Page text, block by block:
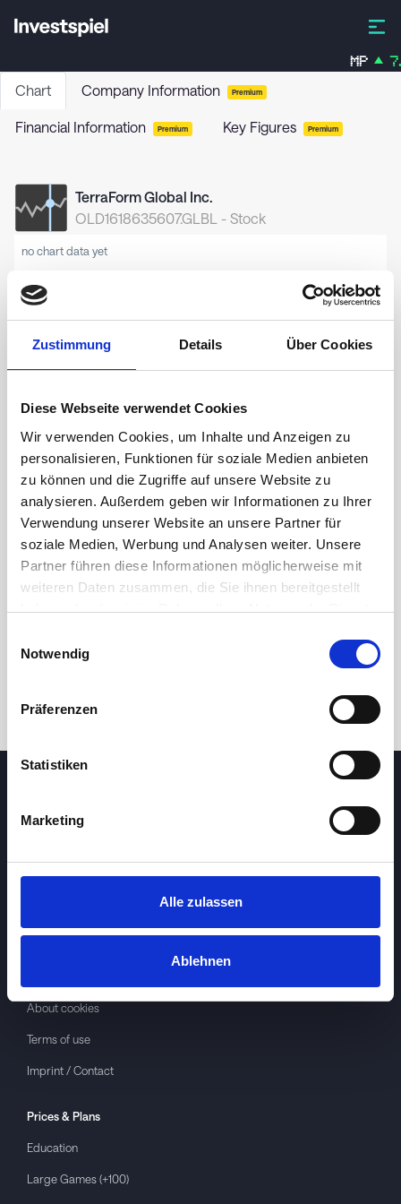
Zustimmung Details Über Cookies
Diese Webseite verwendet Cookies
Wir verwenden Cookies, um Inhalte und Anzeigen zu
personalisieren, Funktionen für soziale Medien anbieten
zu können und die Zugriffe auf unsere Website zu
analysieren. Außerdem geben wir Informationen zu Ihrer
Verwendung unserer Website an unsere Partner für
soziale Medien, Werbung und Analysen weiter. Unsere
Partner führen diese Informationen möglicherweise mit
weiteren Daten zusammen, die Sie ihnen bereitgestellt
haben oder die sie im Rahmen Ihrer Nutzung der Dienste
Notwendig
Präferenzen
Statistiken
Marketing
Alle zulassen
Ablehnen
MP
Chart Company Information Premium
Financial Information Premium Key Figures Premium
TerraForm Global Inc.
OLD1618635607.GLBL - Stock
no chart data yet
1m 3m 5y
About cookies
Terms of use
Imprint / Contact
Prices & Plans
Education
Large Games (+100)